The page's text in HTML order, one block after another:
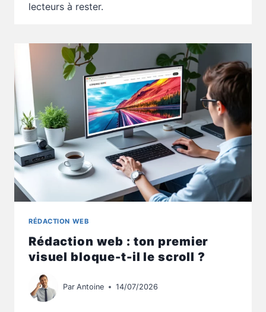
lecteurs à rester.
RÉDACTION WEB
Rédaction web : ton premier
visuel bloque-t-il le scroll ?
Par Antoine 14/07/2026